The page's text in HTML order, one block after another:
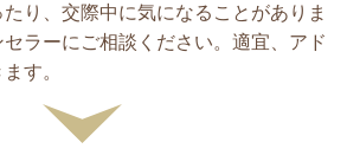
り、交際中に気になることがありま
ラーにご相談ください。適宜、アド
す。